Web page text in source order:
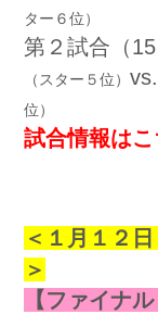
ター６位）
第２試合（
（スター５位）vs.
位）
試合情報はこ
＜１ 月１２日
＞
【ファイナル